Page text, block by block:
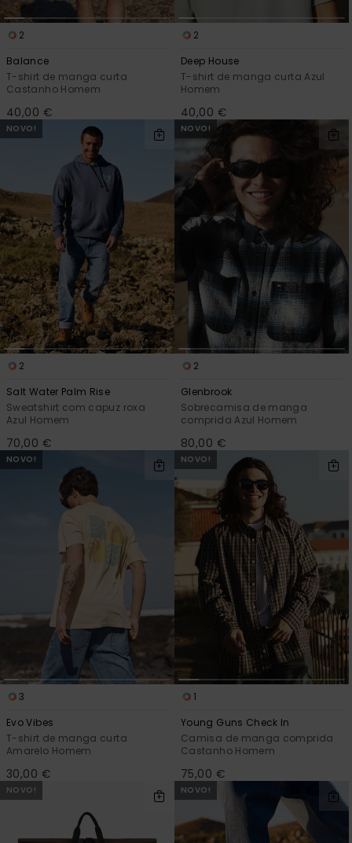
mais
frequentes e o
Consultar
2
Balance
T-shirt de manga curta
Castanho Homem
40,00 €
2
Deep House
T-shirt de manga curta Azul
Homem
40,00 €
NOVO!
2
Salt Water Palm Rise
Sweatshirt com capuz roxa
Azul Homem
70,00 €
NOVO!
2
Glenbrook
Sobrecamisa de manga
comprida Azul Homem
80,00 €
NOVO!
3
Evo Vibes
T-shirt de manga curta
Amarelo Homem
30,00 €
NOVO!
1
Young Guns Check In
Camisa de manga comprida
Castanho Homem
75,00 €
NOVO! NOVO!